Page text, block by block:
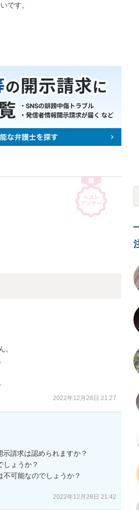
です。
。
2022年12月28日 21:27
請求は認められますか？
しょうか？
可能なのでしょうか？
2022年12月28日 21:42